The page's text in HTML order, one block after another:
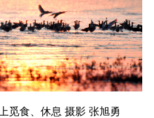
觅食、休息 摄影 张旭勇